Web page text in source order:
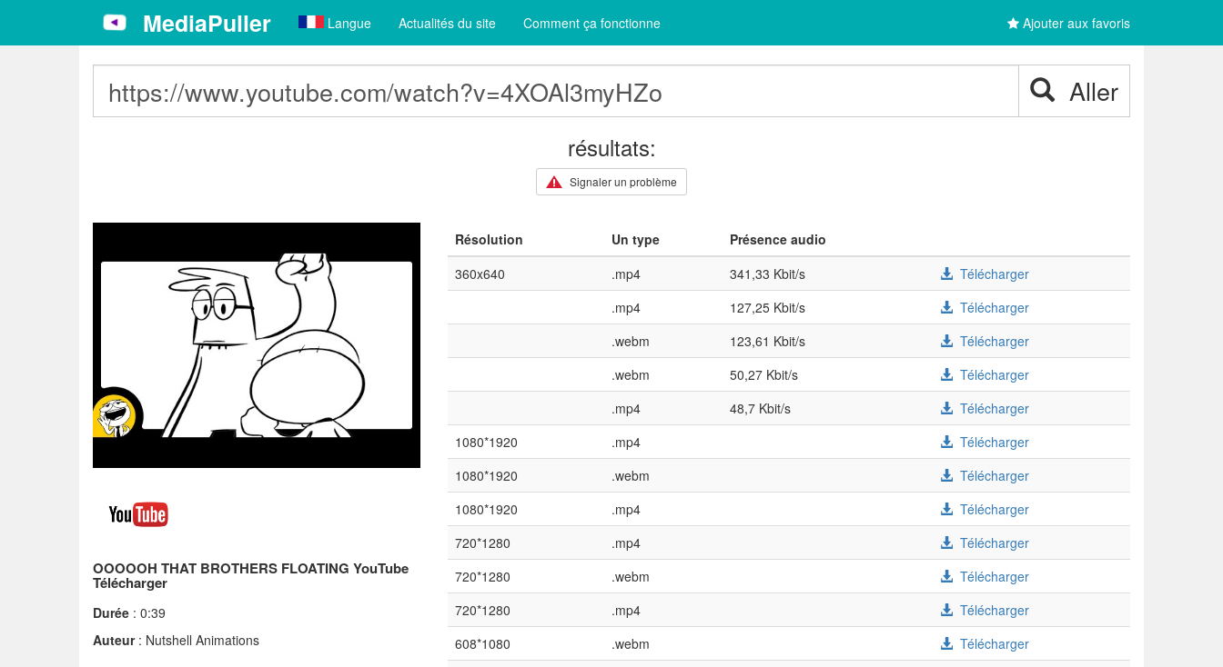
MediaPuller Langue Actualités du site Comment ça fonctionne Ajouter aux favoris
Aller
résultats:
Signaler un problème
OOOOOH THAT BROTHERS FLOATING YouTube
Télécharger
Durée : 0:39
Auteur: Nutshell Animations
Résolution Un type
Présence audio
360x640
.mp4 341,33 Kbit/s
Télécharger
.mp4
127,25 Kbit/s
Télécharger
.webm
123,61 Kbit/s
Télécharger
.webm
50,27 Kbit/s
Télécharger
.mp4
48,7 Kbit/s
Télécharger
1080*1920
.mp4
Télécharger
1080*1920
.webm
Télécharger
1080*1920
.mp4
Télécharger
720*1280
.mp4
Télécharger
720*1280
.webm
Télécharger
720*1280
.mp4
Télécharger
608*1080
.webm
Télécharger